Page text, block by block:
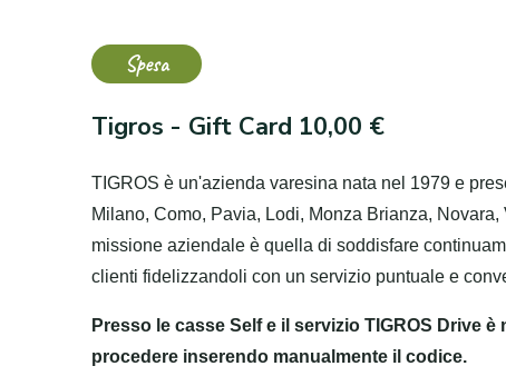
Spesa
Tigros - Gift Card 10,00 €
TIGROS è un'azienda varesina nata nel 1979 e
Milano, Como, Pavia, Lodi, Monza Brianza,
missione aziendale è quella di soddisfare
clienti fidelizzandoli con un servizio puntuale e
Presso le casse Self e il servizio TIGROS Drive
procedere inserendo manualmente il codice.